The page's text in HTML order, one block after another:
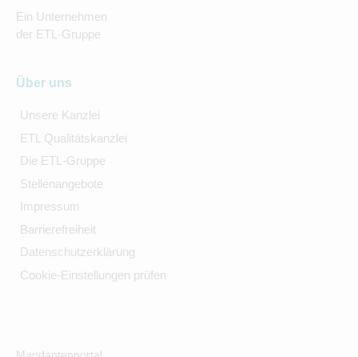
Ein Unternehmen
der ETL-Gruppe
Über uns
Unsere Kanzlei
ETL Qualitätskanzlei
Die ETL-Gruppe
Stellenangebote
Impressum
Barrierefreiheit
Datenschutzerklärung
Cookie-Einstellungen prüfen